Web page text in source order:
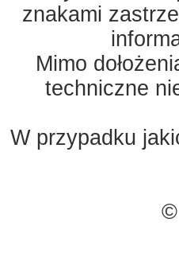
znakami
Mimo
techniczne
W przypadku
©